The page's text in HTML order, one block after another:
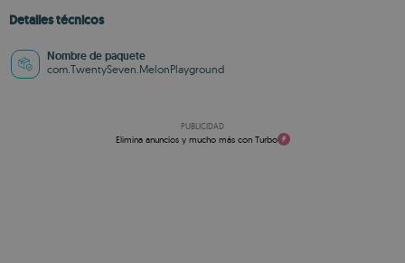
Detalles técnicos
Nombre de paquete
com.TwentySeven.MelonPlayground
PUBLICIDAD
Elimina anuncios y mucho más con Turbo